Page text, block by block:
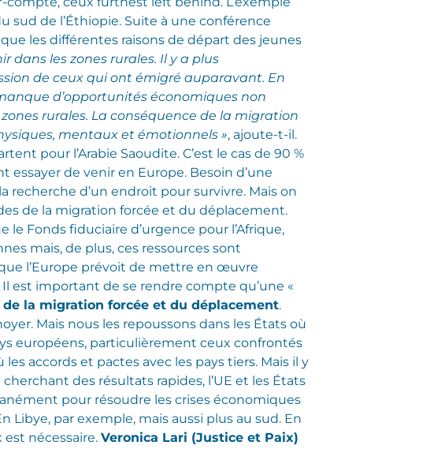
sud de l’Éthiopie. Suite à une conférence
les différentes raisons de départ des jeunes
dans les zones rurales. Il y a plus
de ceux qui ont émigré auparavant. En
d’opportunités économiques non
rurales. La conséquence de la migration
mentaux et émotionnels », ajoute-t-il.
pour l’Arabie Saoudite. C’est le cas de 90 %
essayer de venir en Europe. Besoin d’une
recherche d’un endroit pour survivre. Mais on
de la migration forcée et du déplacement.
le Fonds fiduciaire d’urgence pour l’Afrique,
mais, de plus, ces ressources sont
l’Europe prévoit de mettre en œuvre
est important de se rendre compte qu’une «
la migration forcée et du déplacement.
Mais nous les repoussons dans les États où
européens, particulièrement ceux confrontés
accords et pactes avec les pays tiers. Mais il y
des résultats rapides, l’UE et les États
pour résoudre les crises économiques
par exemple, mais aussi plus au sud. En
est nécessaire. Veronica Lari (Justice et Paix)